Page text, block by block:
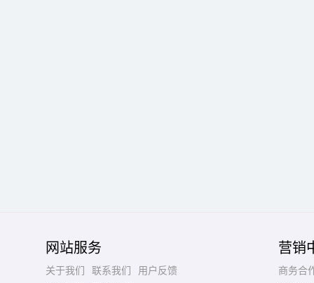
网站服务
关于我们 联系我们
用户反馈
营销
商务合